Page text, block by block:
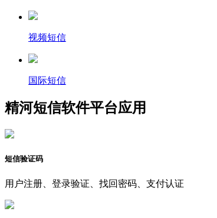
视频短信
国际短信
精河短信软件平台应用
短信验证码
用户注册、登录验证、找回密码、支付认证